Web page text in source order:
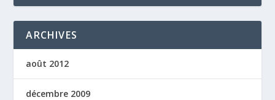
ARCHIVES
août 2012
décembre 2009